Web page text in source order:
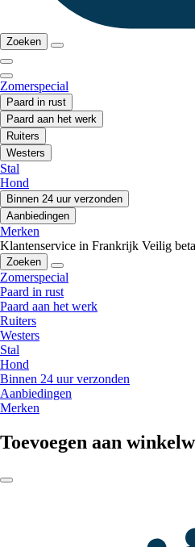
Zoeken
Zomerspecial
Paard in rust
Paard aan het werk
Ruiters
Westers
Stal
Hond
Binnen 24 uur verzonden
Aanbiedingen
Merken
Klantenservice in Frankrijk Veilig
Zoeken
Zomerspecial
Paard in rust
Paard aan het werk
Ruiters
Westers
Stal
Hond
Binnen 24 uur verzonden
Aanbiedingen
Merken
Toevoegen aan